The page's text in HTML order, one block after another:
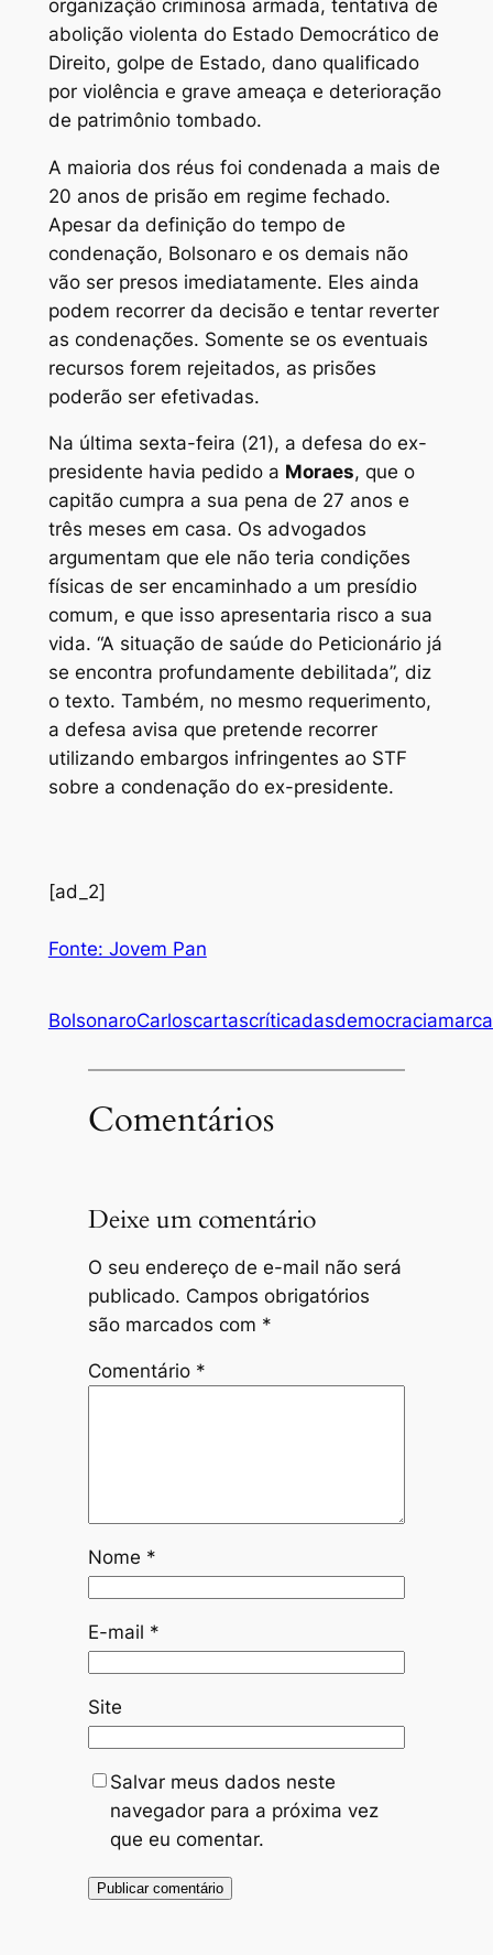
organização criminosa armada, tentativa de
abolição violenta do Estado Democrático de
Direito, golpe de Estado, dano qualificado
por violência e grave ameaça e deterioração
de patrimônio tombado.
A maioria dos réus foi condenada a mais de
20 anos de prisão em regime fechado.
Apesar da definição do tempo de
condenação, Bolsonaro e os demais não
vão ser presos imediatamente. Eles ainda
podem recorrer da decisão e tentar reverter
as condenações. Somente se os eventuais
recursos forem rejeitados, as prisões
poderão ser efetivadas.
Na última sexta-feira (21), a defesa do ex-
presidente havia pedido a Moraes, que o
capitão cumpra a sua pena de 27 anos e
três meses em casa. Os advogados
argumentam que ele não teria condições
físicas de ser encaminhado a um presídio
comum, e que isso apresentaria risco a sua
vida. “A situação de saúde do Peticionário já
se encontra profundamente debilitada”, diz
o texto. Também, no mesmo requerimento,
a defesa avisa que pretende recorrer
utilizando embargos infringentes ao STF
sobre a condenação do ex-presidente.
[ad_2]
Fonte: Jovem Pan
BolsonaroCarloscartascríticadasdemocracia
Comentários
Deixe um comentário
O seu endereço de e-mail não será
publicado. Campos obrigatórios
são marcados com *
Comentário *
Nome *
E-mail *
Site
Salvar meus dados neste
navegador para a próxima vez
que eu comentar.